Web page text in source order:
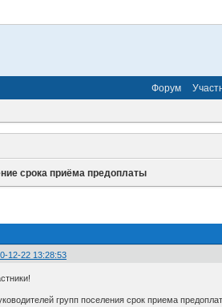
Форум
срока приёма предоплаты
12-22 13:28:53
групп поселения срок приема